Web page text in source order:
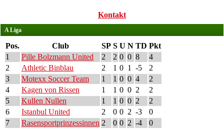
Kontakt
A Liga
Pos. Club SP S U N TD Pkt
1
Pille Bolzmann United 2 2 0 0 8
4
2
Athletic Binblau 2 1 0 1 -5
2
3
Motexx Soccer Team 1 1 0 0 4
2
4
Kagen von Rissen 1 1 0 0 2
2
5
Kullen Nullen 1 1 0 0 2
2
6
Istanbul United 2 0 0 2 -3
0
7
Rasensportprinzessinnen 2 0 0 2 -4
0